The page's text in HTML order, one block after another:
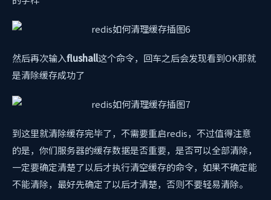
然后再次输入flushall这个命令，回车之后会发现看到OK那就
是清除缓存成功了
到这里就清除缓存完毕了，不需要重启redis，不过值得注意
的是，你们服务器的缓存数据是否重要，是否可以全部清除，
一定要确定清楚了以后才执行清空缓存的命令，如果不确定能
不能清除，最好先确定了以后才清楚，否则不要轻易清除。